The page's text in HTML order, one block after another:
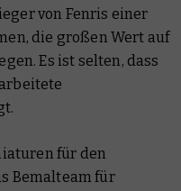
von Fenris einer
die großen Wert auf
Es ist selten, dass
für den
Bemalteam für